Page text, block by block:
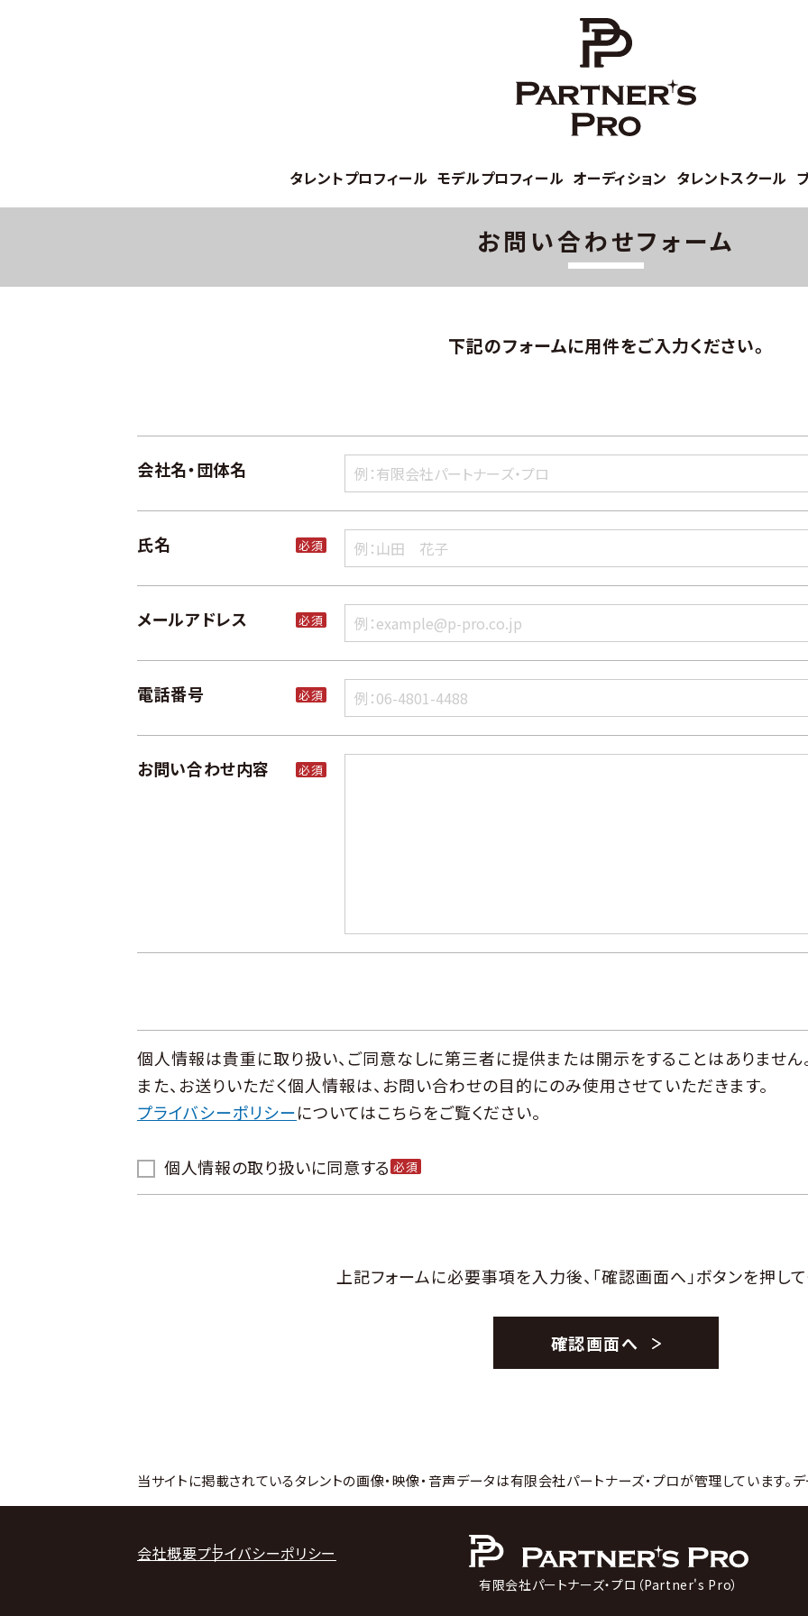
タレントプロフィール モデルプロフィール オーディション タレントスクール
お問い合わせフォーム
下記のフォームに用件をご入力ください。
会社名・団体名
氏名 必須
メールアドレス 必須
電話番号 必須
お問い合わせ内容 必須
個人情報は貴重に取り扱い、ご同意なしに第三者に提供または開示をすることはありません
また、お送りいただく個人情報は、お問い合わせの目的にのみ使用させていただきます。
プライバシーポリシーについてはこちらをご覧ください。
個人情報の取り扱いに同意する 必須
上記フォームに必要事項を入力後、 「確認画面へ」ボタンを押して
確認画面へ
当サイトに掲載されているタレントの画像・映像・音声データは有限会社パートナーズ・プロが管理しています。
有限会社パートナーズ・プロ（Partner's Pro）
会社概要プライバシーポリシー